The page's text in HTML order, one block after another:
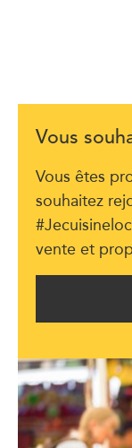
Vous
Vous êtes
souhaitez
vente et